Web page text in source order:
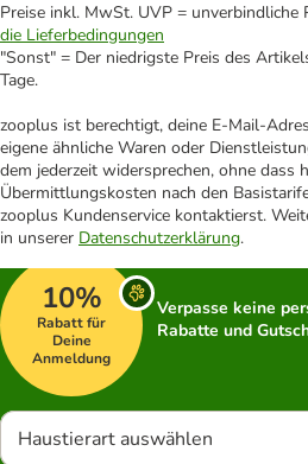
Preise inkl. MwSt. UVP = unverbindliche
die Lieferbedingungen
"Sonst" = Der niedrigste Preis des
Tage.
zooplus ist berechtigt, deine E-Mail-
eigene ähnliche Waren oder
dem jederzeit widersprechen, ohne dass
Übermittlungskosten nach den
zooplus Kundenservice kontaktierst.
in unserer Datenschutzerklärung.
10%
Rabatt für
Deine
Anmeldung
Verpasse keine
Rabatte und
Haustierart auswählen